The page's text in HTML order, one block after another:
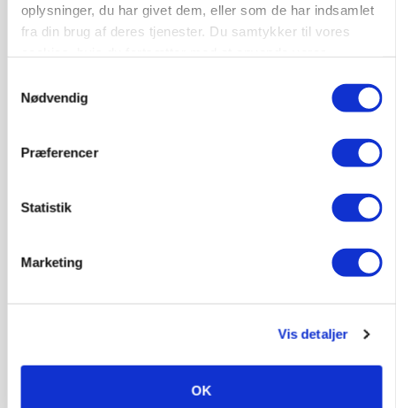
oplysninger, du har givet dem, eller som de har indsamlet
fra din brug af deres tjenester. Du samtykker til vores
Nødvendig
Præferencer
Statistik
Marketing
Vis detaljer
OK
KULTUR
fødevareproducenter indstillet til pris